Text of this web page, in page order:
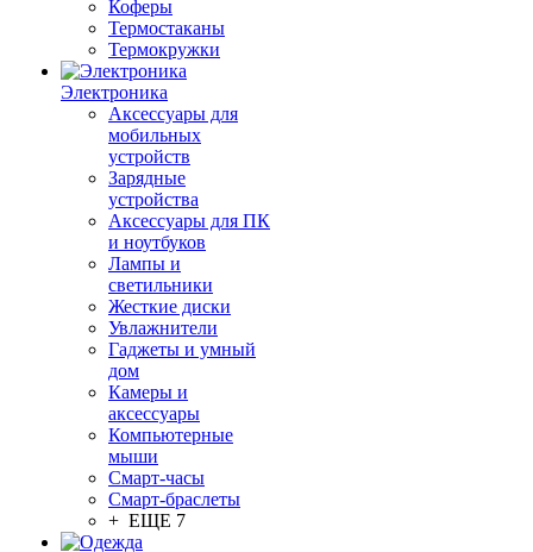
Коферы
Термостаканы
Термокружки
Электроника
Аксессуары для
мобильных
устройств
Зарядные
устройства
Аксессуары для ПК
и ноутбуков
Лампы и
светильники
Жесткие диски
Увлажнители
Гаджеты и умный
дом
Камеры и
аксессуары
Компьютерные
мыши
Смарт-часы
Смарт-браслеты
+ ЕЩЕ 7